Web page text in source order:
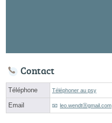
Contact
Téléphone Téléphoner au psy
Email leo.wendtⓐgmail.com